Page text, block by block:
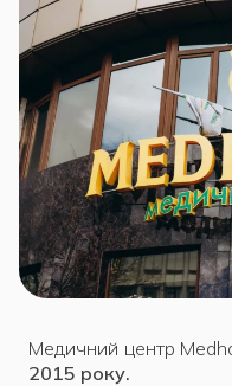
Медичний центр
2015 року.